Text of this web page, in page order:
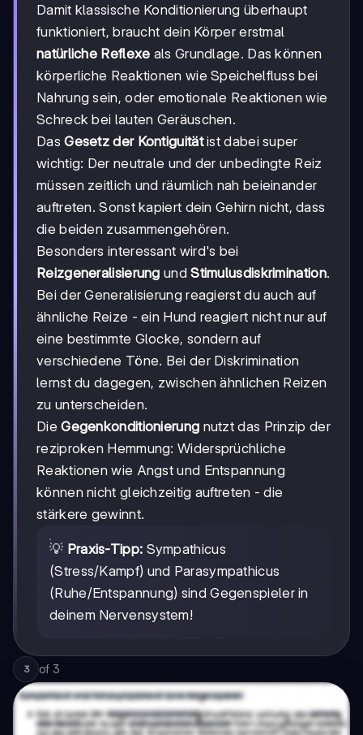
Damit klassische Konditionierung überhaupt
funktioniert, braucht dein Körper erstmal
natürliche Reflexe als Grundlage. Das können
körperliche Reaktionen wie Speichelfluss bei
Nahrung sein, oder emotionale Reaktionen wie
Schreck bei lauten Geräuschen.
DasGesetz der Kontiguitätist dabei super
wichtig: Der neutrale und der unbedingte Reiz
müssen zeitlich und räumlich nah beieinander
auftreten. Sonst kapiert dein Gehirn nicht, dass
die beiden zusammengehören.
Besonders interessant wird's bei
Reizgeneralisierung undStimulusdiskrimination.
Bei der Generalisierung reagierst du auch auf
ähnliche Reize - ein Hund reagiert nicht nur auf
eine bestimmte Glocke, sondern auf
verschiedene Töne. Bei der Diskrimination
lernst du dagegen, zwischen ähnlichen Reizen
zu unterscheiden.
DieGegenkonditionierung nutzt das Prinzip der
reziproken Hemmung: Widersprüchliche
Reaktionen wie Angst und Entspannung
können nicht gleichzeitig auftreten - die
stärkere gewinnt.
💡 Praxis-Tipp: Sympathicus
(Stress/Kampf) und Parasympathicus
(Ruhe/Entspannung) sind Gegenspieler in
deinem Nervensystem!
3 of 3